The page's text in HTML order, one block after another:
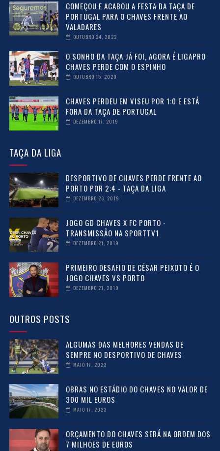
COMEÇOU E ACABOU A FESTA DA TAÇA DE
PORTUGAL PARA O CHAVES FRENTE AO
VALADARES
OUTUBRO 24, 2022
O SONHO DA TAÇA JÁ FOI, AGORA É LIGAPRO
CHAVES PERDE COM O ESPINHO
OUTUBRO 15, 2020
CHAVES PERDEU EM VISEU POR 1:0 E ESTÁ
FORA DA TAÇA DE PORTUGAL
DEZEMBRO 17, 2019
TAÇA DA LIGA
DESPORTIVO DE CHAVES PERDE FRENTE AO
PORTO POR 2:4 - TAÇA DA LIGA
DEZEMBRO 23, 2019
JOGO GD CHAVES X FC PORTO -
TRANSMISSÃO NA SPORTTV1
DEZEMBRO 21, 2019
PRIMEIRO DESAFIO DE CÉSAR PEIXOTO É O
JOGO CHAVES VS PORTO
DEZEMBRO 21, 2019
OUTROS POSTS
ALGUMAS DAS MELHORES VENDAS DE
SEMPRE NO DESPORTIVO DE CHAVES
MAIO 17, 2023
OBRAS NO ESTÁDIO DO CHAVES NO VALOR DE
300 MIL EUROS
MAIO 17, 2023
ORÇAMENTO DO CHAVES SERÁ NA ORDEM DOS
7 MILHÕES DE EUROS